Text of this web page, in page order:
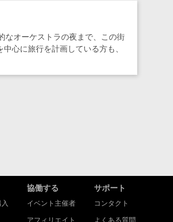
なオーケストラの夜まで、この街
心に旅行を計画している方も、
協働する
イベント主催者
アフィリエイト
サポート
コンタクト
よくある質問